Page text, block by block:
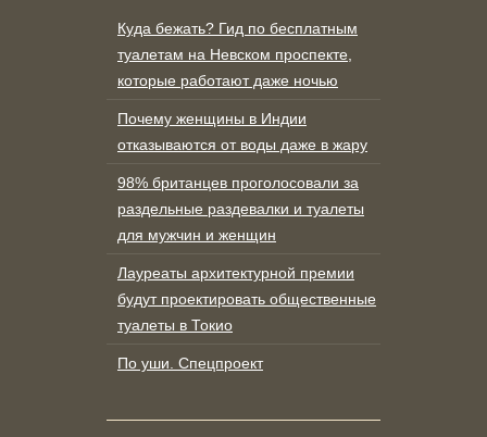
Куда бежать? Гид по бесплатным
туалетам на Невском проспекте,
которые работают даже ночью
Почему женщины в Индии
отказываются от воды даже в жару
98% британцев проголосовали за
раздельные раздевалки и туалеты
для мужчин и женщин
Лауреаты архитектурной премии
будут проектировать общественные
туалеты в Токио
По уши. Спецпроект